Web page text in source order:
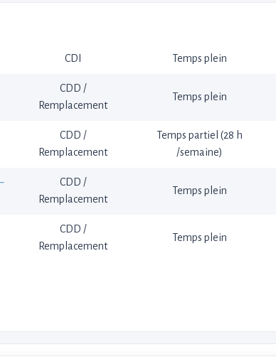
CDI Temps plein
CDD /
Remplacement
Temps plein
CDD /
Remplacement
Temps partiel (28 h
/semaine)
CDD /
Remplacement
Temps plein
CDD /
Remplacement
Temps plein